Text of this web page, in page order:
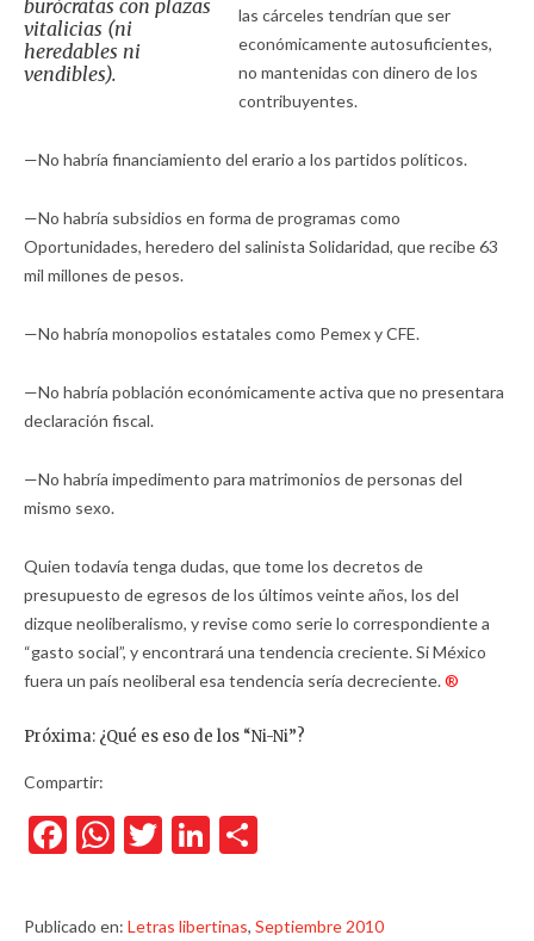
burócratas con plazas
vitalicias (ni
heredables ni
vendibles).
las cárceles tendrían que ser
económicamente autosuficientes,
no mantenidas con dinero de los
contribuyentes.
—No habría financiamiento del erario a los partidos políticos.
—No habría subsidios en forma de programas como
Oportunidades, heredero del salinista Solidaridad, que recibe 63
mil millones de pesos.
—No habría monopolios estatales como Pemex y CFE.
—No habría población económicamente activa que no presentara
declaración fiscal.
—No habría impedimento para matrimonios de personas del
mismo sexo.
Quien todavía tenga dudas, que tome los decretos de
presupuesto de egresos de los últimos veinte años, los del
dizque neoliberalismo, y revise como serie lo correspondiente a
“gasto social”, y encontrará una tendencia creciente. Si México
fuera un país neoliberal esa tendencia sería decreciente.®
Próxima: ¿Qué es eso de los “Ni-Ni”?
Compartir:
Facebook
WhatsApp
TwitterLinkedIn
Publicado en: Letras libertinas, Septiembre 2010